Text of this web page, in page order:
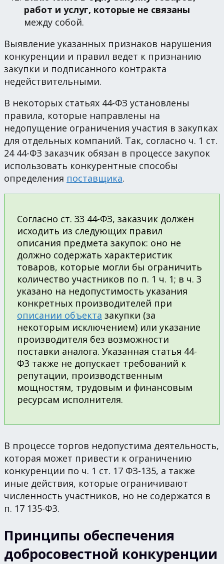
работ и услуг, которые не связаны
между собой.
Выявление указанных признаков нарушения
конкуренции и правил ведет к признанию
закупки и подписанного контракта
недействительными.
В некоторых статьях 44-ФЗ установлены
правила, которые направлены на
недопущение ограничения участия в закупках
для отдельных компаний. Так, согласно ч. 1 ст.
24 44-ФЗ заказчик обязан в процессе закупок
использовать конкурентные способы
определения поставщика.
Согласно ст. 33 44-ФЗ, заказчик должен
исходить из следующих правил
описания предмета закупок: оно не
должно содержать характеристик
товаров, которые могли бы ограничить
количество участников по п. 1 ч. 1; в ч. 3
указано на недопустимость указания
конкретных производителей при
описании объекта закупки (за
некоторым исключением) или указание
производителя без возможности
поставки аналога. Указанная статья 44-
ФЗ также не допускает требований к
репутации, производственным
мощностям, трудовым и финансовым
ресурсам исполнителя.
В процессе торгов недопустима деятельность,
которая может привести к ограничению
конкуренции по ч. 1 ст. 17 ФЗ-135, а также
иные действия, которые ограничивают
численность участников, но не содержатся в
п. 17 135-ФЗ.
Принципы обеспечения
добросовестной конкуренции